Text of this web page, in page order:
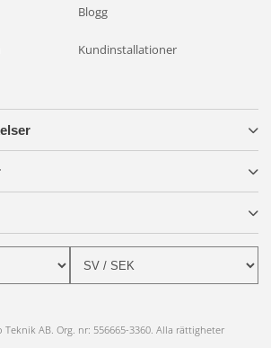
Blogg
Kundinstallationer
AB. Org. nr: 556665-3360. Alla rättigheter